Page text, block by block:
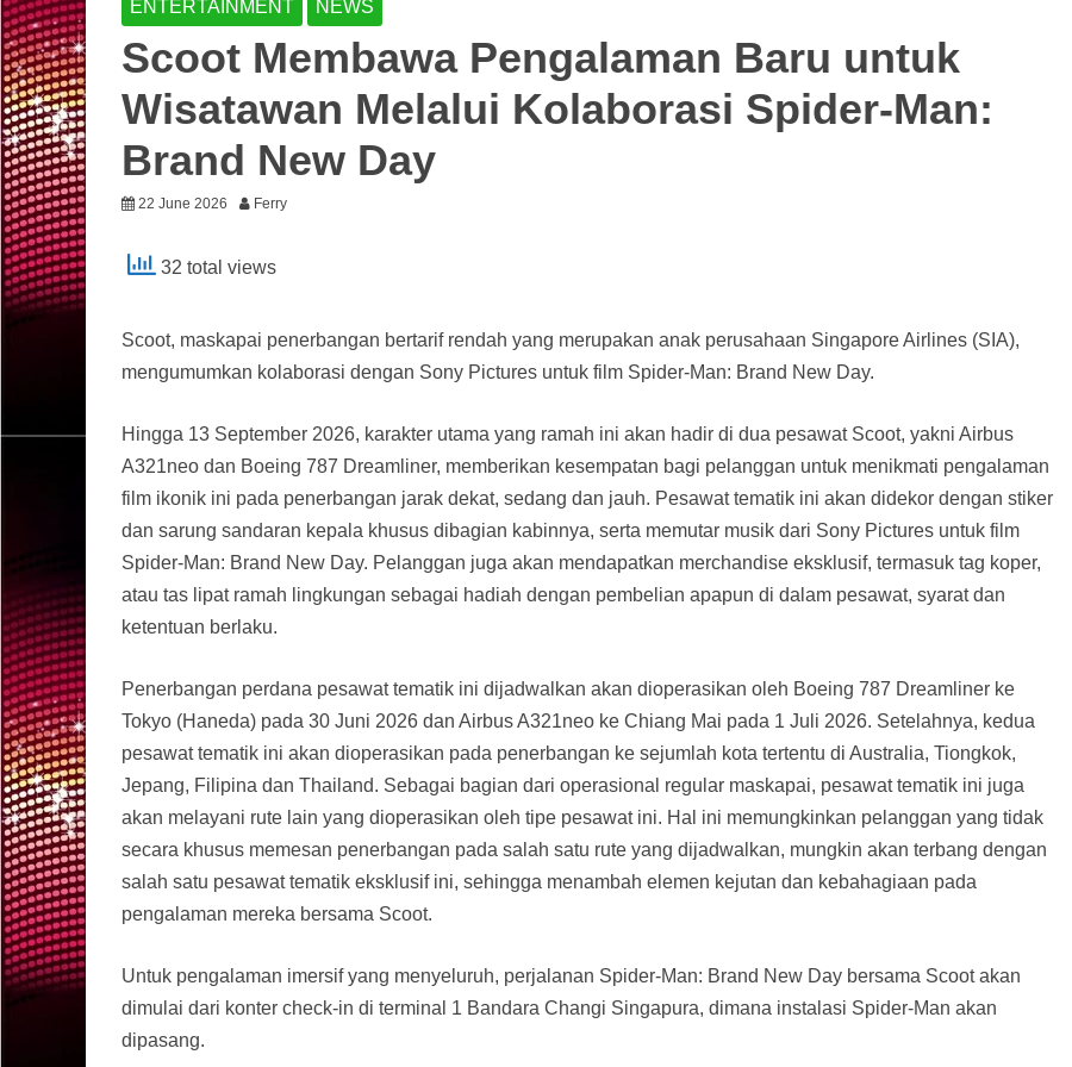
ENTERTAINMENT NEWS
Scoot Membawa Pengalaman Baru untuk
Wisatawan Melalui Kolaborasi Spider-Man:
Brand New Day
22 June 2026 Ferry
32 total views
Scoot, maskapai penerbangan bertarif rendah yang merupakan anak perusahaan Singapore Airlines (SIA),
mengumumkan kolaborasi dengan Sony Pictures untuk film Spider-Man: Brand New Day.
Hingga 13 September 2026, karakter utama yang ramah ini akan hadir di dua pesawat Scoot, yakni Airbus
A321neo dan Boeing 787 Dreamliner, memberikan kesempatan bagi pelanggan untuk menikmati pengalaman
film ikonik ini pada penerbangan jarak dekat, sedang dan jauh. Pesawat tematik ini akan didekor dengan stiker
dan sarung sandaran kepala khusus dibagian kabinnya, serta memutar musik dari Sony Pictures untuk film
Spider-Man: Brand New Day. Pelanggan juga akan mendapatkan merchandise eksklusif, termasuk tag koper,
atau tas lipat ramah lingkungan sebagai hadiah dengan pembelian apapun di dalam pesawat, syarat dan
ketentuan berlaku.
Penerbangan perdana pesawat tematik ini dijadwalkan akan dioperasikan oleh Boeing 787 Dreamliner ke
Tokyo (Haneda) pada 30 Juni 2026 dan Airbus A321neo ke Chiang Mai pada 1 Juli 2026. Setelahnya, kedua
pesawat tematik ini akan dioperasikan pada penerbangan ke sejumlah kota tertentu di Australia, Tiongkok,
Jepang, Filipina dan Thailand. Sebagai bagian dari operasional regular maskapai, pesawat tematik ini juga
akan melayani rute lain yang dioperasikan oleh tipe pesawat ini. Hal ini memungkinkan pelanggan yang tidak
secara khusus memesan penerbangan pada salah satu rute yang dijadwalkan, mungkin akan terbang dengan
salah satu pesawat tematik eksklusif ini, sehingga menambah elemen kejutan dan kebahagiaan pada
pengalaman mereka bersama Scoot.
Untuk pengalaman imersif yang menyeluruh, perjalanan Spider-Man: Brand New Day bersama Scoot akan
dimulai dari konter check-in di terminal 1 Bandara Changi Singapura, dimana instalasi Spider-Man akan
dipasang.